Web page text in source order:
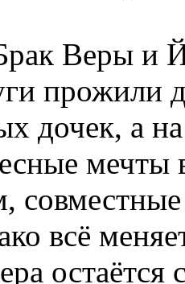
Веры и
прожили
дочек, а
всё